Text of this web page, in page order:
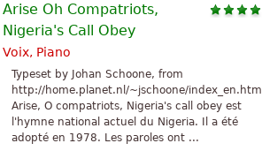
Arise Oh Compatriots,
Nigeria's Call Obey
Voix, Piano
Typeset by Johan Schoone, from
http://home.planet.nl/~jschoone/index_en.html
Arise, O compatriots, Nigeria's call obey est
l'hymne national actuel du Nigeria. Il a été
adopté en 1978. Les paroles ont ...